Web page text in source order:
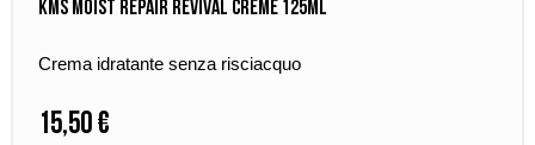
Kms Moist Repair Revival Creme 125ml
Crema idratante senza risciacquo
15,50 €